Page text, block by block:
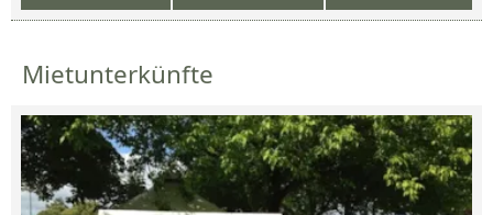
Mietunterkünfte